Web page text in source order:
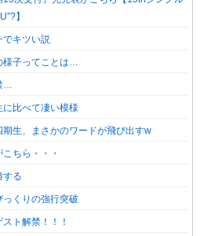
】
でキツい説
様子ってことは…
…
に比べて凄い模様
期生、まさかのワードが飛び出すw
ちら・・・
する
っくりの強行突破
ト解禁！！！